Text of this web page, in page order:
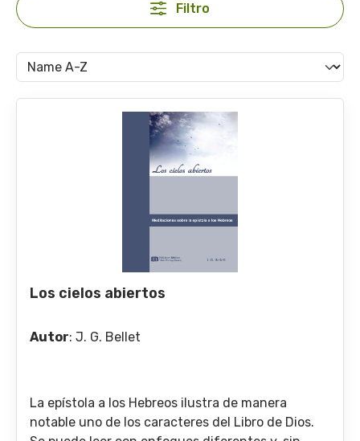
Filtro
Los cielos abiertos
Autor: J. G. Bellet
La epístola a los Hebreos ilustra de manera
notable uno de los caracteres del Libro de Dios.